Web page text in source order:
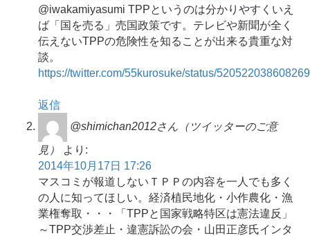
@iwakamiyasumi TPPというのは分かりやすくいえ
ば「国を売る」売国政策です。テレビや新聞が全く
伝えないTPPの危険性を知ることが出来る貴重な対
談。
https://twitter.com/55kurosuke/status/
返信
@shimichan2012さん（ツイッターのご意
見）
より:
2014年10月17日 17:26
マスコミが報道しないＴＰＰの内容を一人でも多く
の人に知ってほしい。経済植民地化・小作農化・漁
業権奪取・・・「TPPと国家戦略特区は憲法違反」
～TPP交渉差止・違憲訴訟の会・山田正彦氏インタ